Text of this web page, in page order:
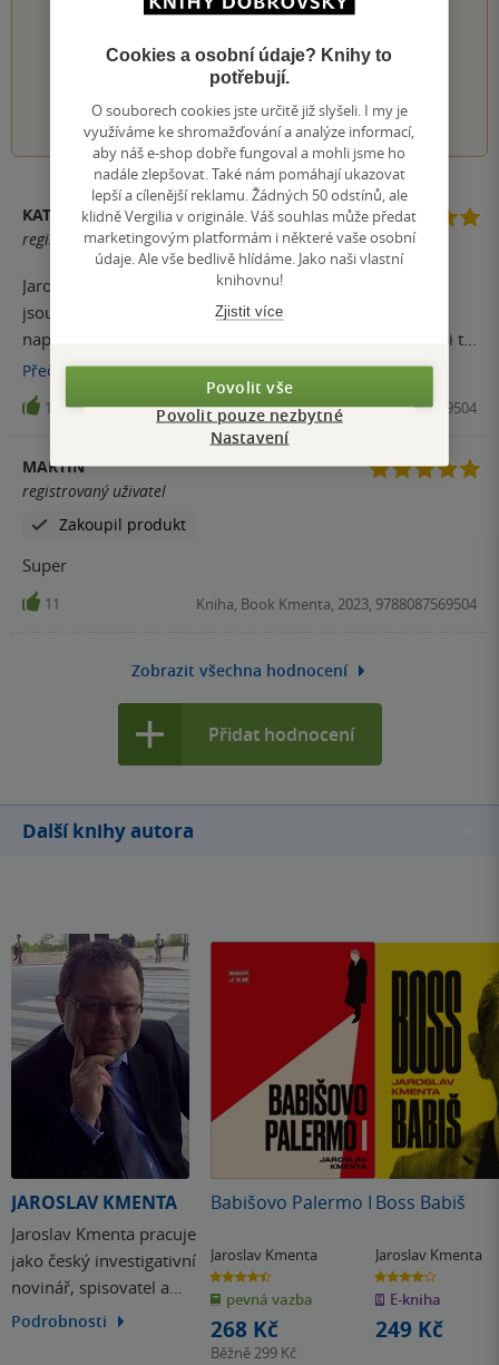
PŘIDEJTE SVÉ HODNOCENÍ KNIHY
Hodnocení našich knihkupců: 0.0 z 5
1 2 3 4 5
KATEŘINA MANDULOVÁ
registrovaný uživatel
Jaroslav Kmenta píše dobře a zpracovává témata, která
jsou v mnohém naprosto neuvěřitelná, a přitom nelze
naprosto nijak popřít, že se vše popsané dělo. Protože si to
minimálně ze zpráv pamatujeme. Protože když jsme
chodili do školy nebo na brigády, trafiky byly plné novin s
obřími titulky i fotografiemi. Když se zapnuly zprávy, ta
jména a tváře tam byly. V knize je zpracována další část
tohoto světa. Bez patosu, nostalgie, holá fakta podepřená
výpověďmi tehdejších účastníků, svědky v policejních
spisech i pozdějšími výpověďmi přeživších aktérů všech
fungoval a fungovat nikdy nepřestal. Pouze stáhnutý
bokem do své ulity chytřeji vykonává své zájmy
vtáhnout do doby samopalů, přestřelek u fastfoodů a
pamatujete jinak.
Přečístvíce
14 Kniha, Book Kmenta, 2023, 9788087569504
MARTIN
registrovaný uživatel
Zakoupil produkt
Super
11 Kniha, Book Kmenta, 2023, 9788087569504
Zobrazit všechna hodnocení
Přidat hodnocení
Další knihy autora
JAROSLAV KMENTA
Jaroslav Kmenta pracuje
jako český investigativní
novinář, spisovatel a
redaktor. Témata, kterými
Podrobnosti
Babišovo Palermo I
Jaroslav Kmenta
4.5
z
5
hvězdiček
pevná vazba
268 Kč
Běžně299 Kč
Boss Babiš
Jaroslav Kmenta
4.1
z
5
hvězdiček
E-kniha
249 Kč
Cookies a osobní údaje? Knihy to
potřebují.
O souborech cookies jste určitě již slyšeli. I my je
využíváme ke shromažďování a analýze informací,
aby náš e-shop dobře fungoval a mohli jsme ho
nadále zlepšovat. Také nám pomáhají ukazovat
lepší a cílenější reklamu. Žádných 50 odstínů, ale
klidně Vergilia v originále. Váš souhlas může předat
marketingovým platformám i některé vaše osobní
údaje. Ale vše bedlivě hlídáme. Jako naši vlastní
knihovnu!
Zjistit více
Povolit vše
Povolit pouze nezbytné
Nastavení